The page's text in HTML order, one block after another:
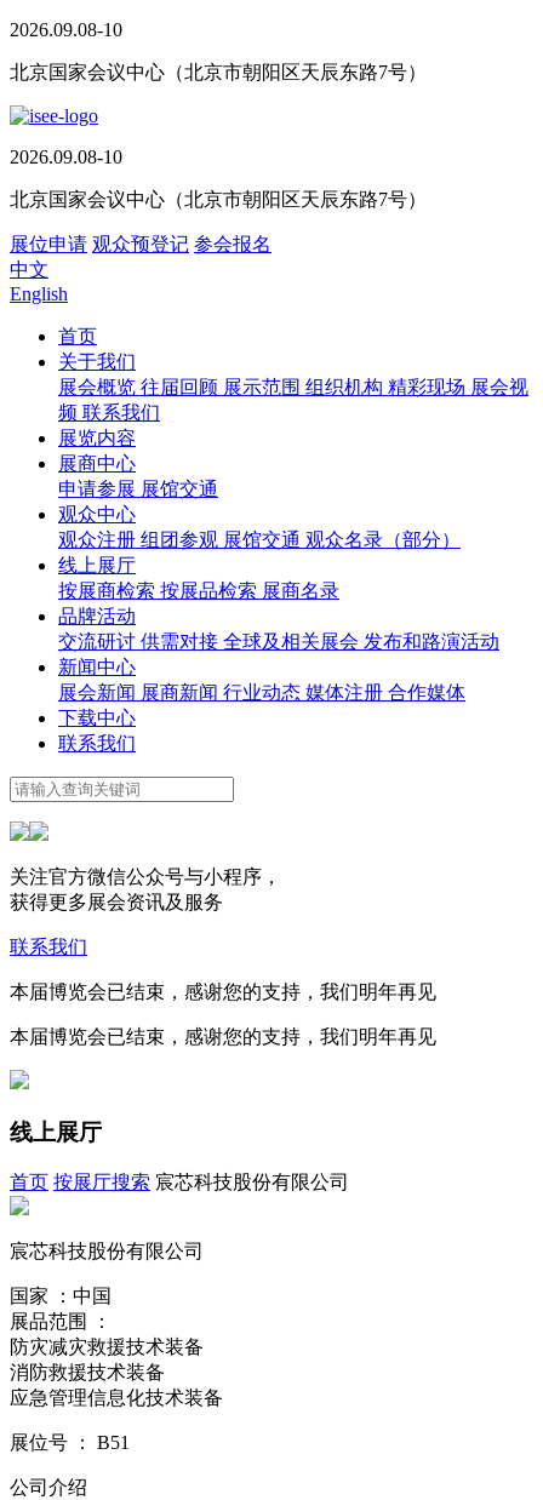
2026.09.08-10
北京国家会议中心（北京市朝阳区天辰东路7号）
2026.09.08-10
北京国家会议中心（北京市朝阳区天辰东路7号）
展位申请 观众预登记 参会报名
中文
English
首页
关于我们
展会概览 往届回顾 展示范围 组织机构 精彩现场 展会视
频 联系我们
展览内容
展商中心
申请参展 展馆交通
观众中心
观众注册 组团参观 展馆交通 观众名录（部分）
线上展厅
按展商检索 按展品检索 展商名录
品牌活动
交流研讨 供需对接 全球及相关展会 发布和路演活动
新闻中心
展会新闻 展商新闻 行业动态 媒体注册 合作媒体
下载中心
联系我们
关注官方微信公众号与小程序，
获得更多展会资讯及服务
联系我们
本届博览会已结束，感谢您的支持，我们明年再见
本届博览会已结束，感谢您的支持，我们明年再见
线上展厅
首页 按展厅搜索 宸芯科技股份有限公司
宸芯科技股份有限公司
国家 ：中国
展品范围 ：
防灾减灾救援技术装备
消防救援技术装备
应急管理信息化技术装备
展位号 ： B51
公司介绍